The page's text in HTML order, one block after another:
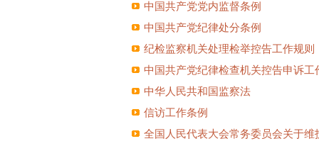
中国共产党党内监督条例
中国共产党纪律处分条例
纪检监察机关处理检举控告工作规则
中国共产党纪律检查机关控告申诉工
中华人民共和国监察法
信访工作条例
全国人民代表大会常务委员会关于维